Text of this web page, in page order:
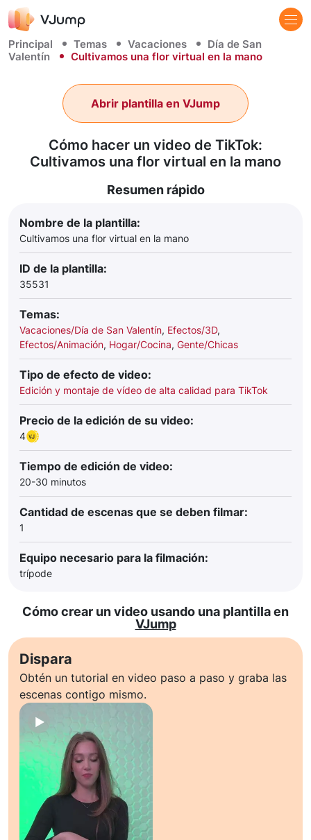
Principal Temas Vacaciones
Día de San
Valentín
Cultivamos una flor virtual en la mano
Cómo hacer un video de TikTok:
Cultivamos una flor virtual en la mano
Abrir plantilla en VJump
Resumen rápido
Nombre de la plantilla:
Cultivamos una flor virtual en la mano
ID de la plantilla:
35531
Temas:
Vacaciones/Día de San Valentín, Efectos/3D,
Efectos/Animación, Hogar/Cocina, Gente/Chicas
Tipo de efecto de video:
Edición y montaje de vídeo de alta calidad para TikTok
Precio de la edición de su video:
4
Tiempo de edición de video:
20-30 minutos
Cantidad de escenas que se deben filmar:
1
Equipo necesario para la filmación:
trípode
Cómo crear un video usando una plantilla en
VJump
Dispara
Obtén un tutorial en video paso a paso y graba las
escenas contigo mismo.